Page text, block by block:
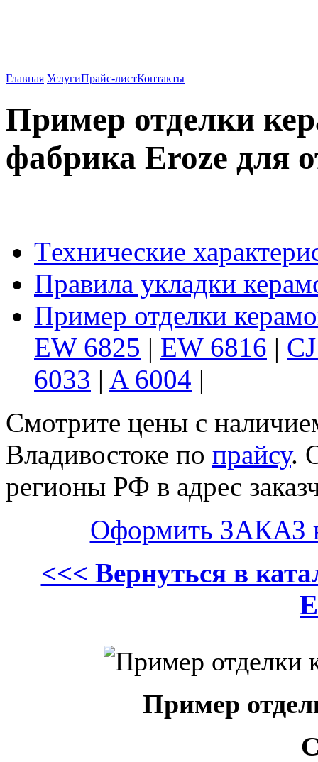
Главная УслугиПрайс-листКонтакты
Пример отделки
фабрика Eroze для
Tехнические
Правила укладки
Пример отделки
EW 6825 | EW 6816 |
6033 | A 6004 |
Смотрите цены с
Владивостоке по прайсу.
регионы РФ в адрес
Оформить ЗАКАЗ
<<< Вернуться в
Пример